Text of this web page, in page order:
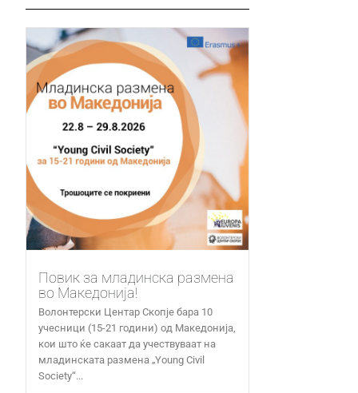
Повик за младинска размена
во Македонија!
Волонтерски Центар Скопје бара 10
учесници (15-21 години) од Македонија,
кои што ќе сакаат да учествуваат на
младинската размена „Young Civil
Society“...